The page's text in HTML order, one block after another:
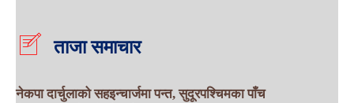
ताजा समाचार
नेकपा दार्चुलाको सहइन्चार्जमा पन्त, सुदूरपश्चिमका पाँच